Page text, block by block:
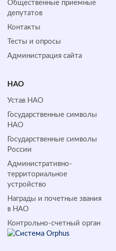
Общественные приемные
депутатов
Контакты
Тесты и опросы
Администрация сайта
НАО
Устав НАО
Государственные символы
НАО
Государственные символы
России
Административно-
территориальное
устройство
Награды и почетные звания
в НАО
Контрольно-счетный орган